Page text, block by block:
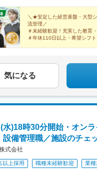
市◆富山県…小矢部市、高岡市◆
市、名古屋市、知多郡◆静岡県
務原市◆三重県…鈴鹿市、津市◆
口市、堺市◆京都府…京都市、木
日市市◆愛媛県…今治市◆福岡県
川県…高松市、綾歌郡◆高知県…
中は上記の勤務地となります）佐
崎県長崎市、福岡県福岡市※受動
＼★安定した経営基盤・大型
流管理／
＃未経験歓迎！充実した教育
＃年休110日以上・希望シフ
気になる
(水)18時30分開始・オン
設備管理職／施設のチェ
式会社
以上採用 職種未経験歓迎 業種